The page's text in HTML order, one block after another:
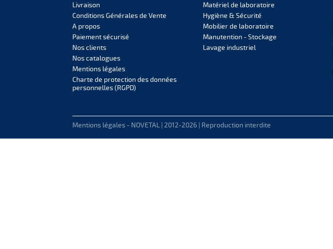
Livraison
Conditions Générales de Vente
A propos
Paiement sécurisé
Nos clients
Nos catalogues
Mentions légales
Charte de protection des données
personnelles (RGPD)
Matériel de laboratoire
Hygiène & Sécurité
Mobilier de laboratoire
Manutention - Stockage
Lavage industriel
Mentions légales - NOVETAL | 2012-2026 | Reproduction interdite